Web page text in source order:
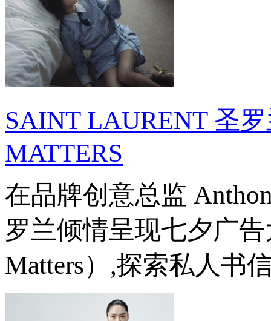
SAINT LAURENT 圣
MATTERS
在品牌创意总监
罗兰倾情呈现七夕广
Matters）,探索私人书